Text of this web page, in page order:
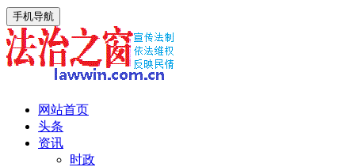
手机导航
网站首页
头条
资讯
时政